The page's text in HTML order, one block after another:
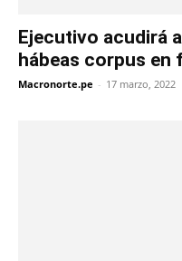
Ejecutivo acudirá
hábeas corpus en
Macronorte.pe - 17 marzo, 2022